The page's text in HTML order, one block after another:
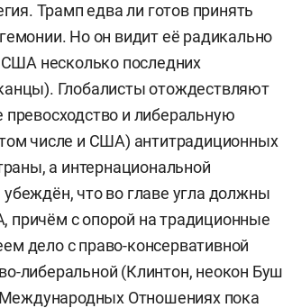
Трамп едва ли готов принять
Но он видит её радикально
несколько последних
Глобалисты отождествляют
превосходство и либеральную
числе и США) антитрадиционных
а интернациональной
что во главе угла должны
с опорой на традиционные
дело с право-консервативной
либеральной (Клинтон, неокон Буш
Отношениях пока